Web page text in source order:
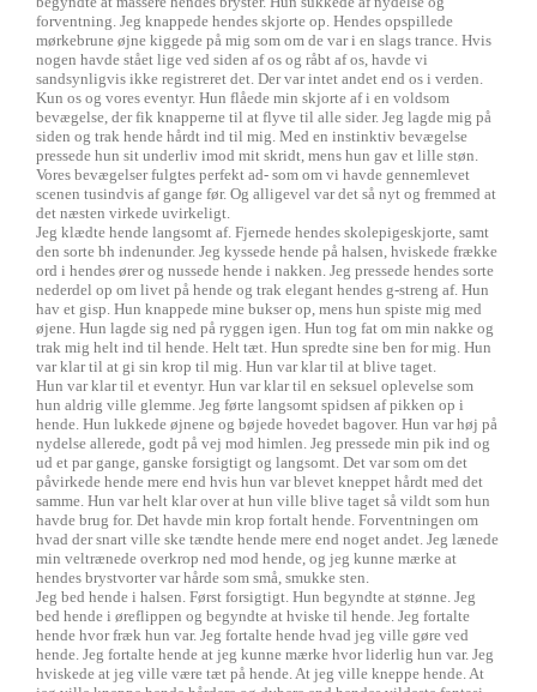
forventning. Jeg knappede hendes skjorte op. Hendes opspillede
mørkebrune øjne kiggede på mig som om de var i en slags trance. Hvis
nogen havde stået lige ved siden af os og råbt af os, havde vi
sandsynligvis ikke registreret det. Der var intet andet end os i verden.
Kun os og vores eventyr. Hun flåede min skjorte af i en voldsom
bevægelse, der fik knapperne til at flyve til alle sider. Jeg lagde mig på
siden og trak hende hårdt ind til mig. Med en instinktiv bevægelse
pressede hun sit underliv imod mit skridt, mens hun gav et lille støn.
Vores bevægelser fulgtes perfekt ad- som om vi havde gennemlevet
scenen tusindvis af gange før. Og alligevel var det så nyt og fremmed at
det næsten virkede uvirkeligt.
Jeg klædte hende langsomt af. Fjernede hendes skolepigeskjorte, samt
den sorte bh indenunder. Jeg kyssede hende på halsen, hviskede frække
ord i hendes ører og nussede hende i nakken. Jeg pressede hendes sorte
nederdel op om livet på hende og trak elegant hendes g-streng af. Hun
hav et gisp. Hun knappede mine bukser op, mens hun spiste mig med
øjene. Hun lagde sig ned på ryggen igen. Hun tog fat om min nakke og
trak mig helt ind til hende. Helt tæt. Hun spredte sine ben for mig. Hun
var klar til at gi sin krop til mig. Hun var klar til at blive taget.
Hun var klar til et eventyr. Hun var klar til en seksuel oplevelse som
hun aldrig ville glemme. Jeg førte langsomt spidsen af pikken op i
hende. Hun lukkede øjnene og bøjede hovedet bagover. Hun var høj på
nydelse allerede, godt på vej mod himlen. Jeg pressede min pik ind og
ud et par gange, ganske forsigtigt og langsomt. Det var som om det
påvirkede hende mere end hvis hun var blevet kneppet hårdt med det
samme. Hun var helt klar over at hun ville blive taget så vildt som hun
havde brug for. Det havde min krop fortalt hende. Forventningen om
hvad der snart ville ske tændte hende mere end noget andet. Jeg lænede
min veltrænede overkrop ned mod hende, og jeg kunne mærke at
hendes brystvorter var hårde som små, smukke sten.
Jeg bed hende i halsen. Først forsigtigt. Hun begyndte at stønne. Jeg
bed hende i øreflippen og begyndte at hviske til hende. Jeg fortalte
hende hvor fræk hun var. Jeg fortalte hende hvad jeg ville gøre ved
hende. Jeg fortalte hende at jeg kunne mærke hvor liderlig hun var. Jeg
hviskede at jeg ville være tæt på hende. At jeg ville kneppe hende. At